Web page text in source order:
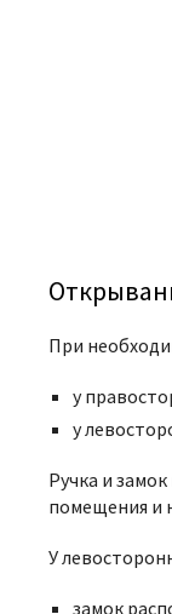
При
у
у
Ручка и
помещения и
У
замок